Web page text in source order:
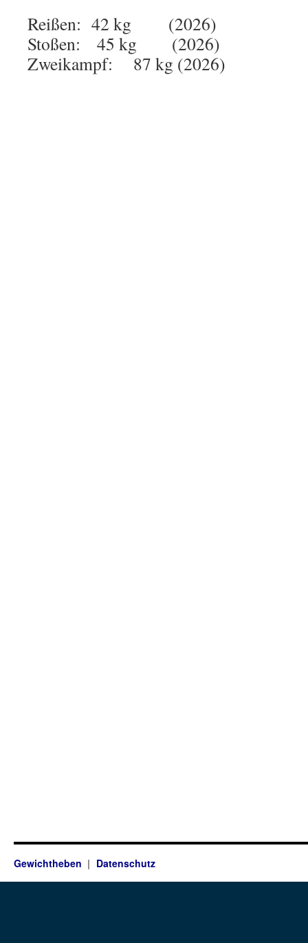
Reißen: 42 kg (2026)
Stoßen: 45 kg (2026)
Zweikampf: 87 kg (2026)
Gewichtheben Datenschutz